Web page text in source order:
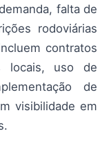
falta de
rodoviárias
contratos
locais, uso de
de
visibilidade em